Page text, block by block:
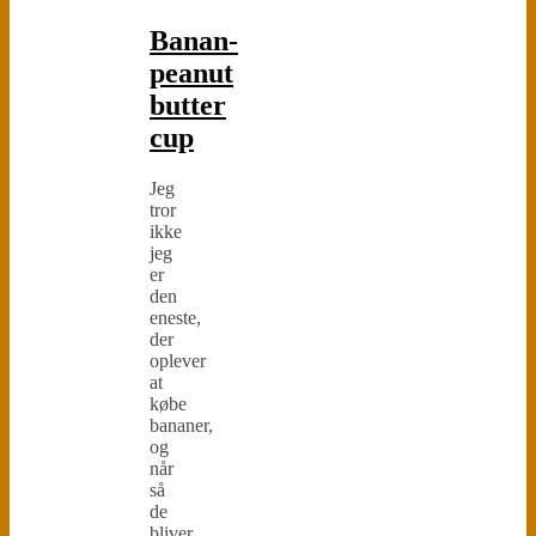
Banan-
peanut
butter
cup
Jeg
tror
ikke
jeg
er
den
eneste,
der
oplever
at
købe
bananer,
og
når
så
de